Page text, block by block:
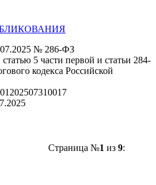
№ 286-ФЗ
5 части первой и статьи 284-
кодекса Российской
Страница №1 из 9: